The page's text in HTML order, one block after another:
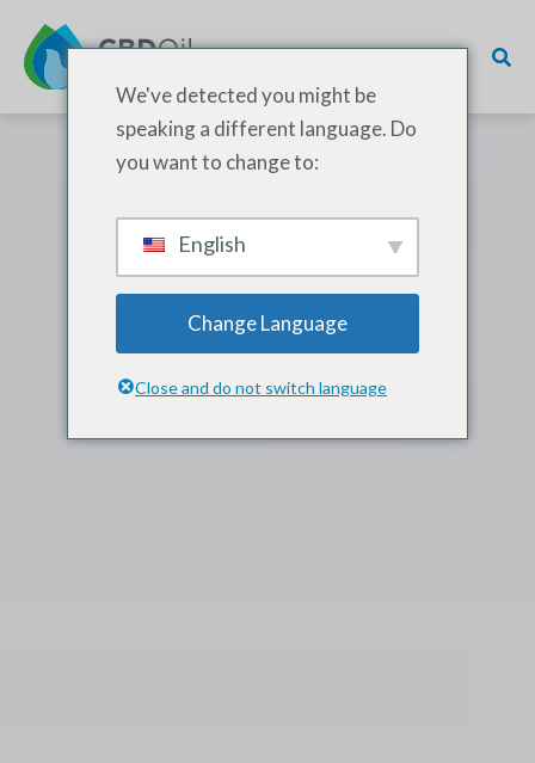
We've detected you might be
speaking a different language. Do
you want to change to:
English
Change Language
Close and do not switch language